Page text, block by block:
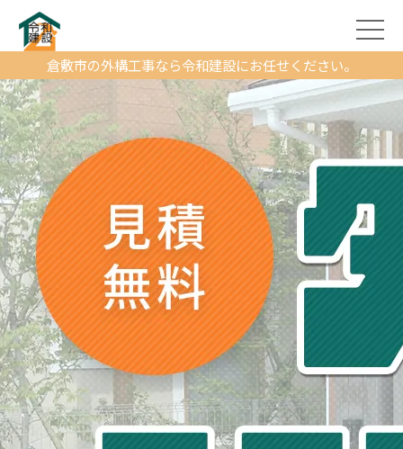
倉敷市の外構工事なら令和建設にお任せください。